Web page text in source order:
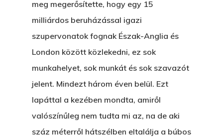
meg megerősítette, hogy egy 15
milliárdos beruházással igazi
szupervonatok fognak Észak-Anglia és
London között közlekedni, ez sok
munkahelyet, sok munkát és sok szavazót
jelent. Mindezt három éven belül. Ezt
lapáttal a kezében mondta, amiről
valószínűleg nem tudta mi az, na de aki
száz méterről hátszélben eltalálja a búbos